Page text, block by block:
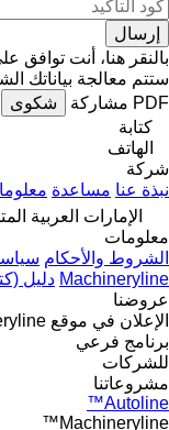
بالنقر هنا، أنت توافق
ستتم معالجة بياناتك
PDF مشاركة
شكوى
كتابة
الهاتف
شركة
نبذة عنا مساعدة
الإمارات العربية
معلومات
الشروط والأحكام
Machineryline دليل
عروضنا
الإعلان في موقع Machineryline.
برنامج فرعي
للشركات
مشروعاتنا
Autoline™
Machineryline™